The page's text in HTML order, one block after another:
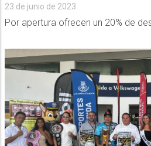
23 de junio de 2023
Por apertura ofrecen un 20% de